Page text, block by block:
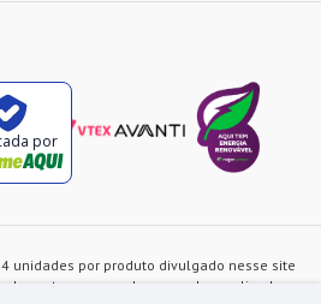
por
unidades por produto divulgado nesse site
dos estoques, sendo as vendas realizadas